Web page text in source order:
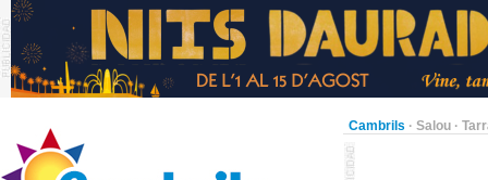
Cambrils · Salou ·